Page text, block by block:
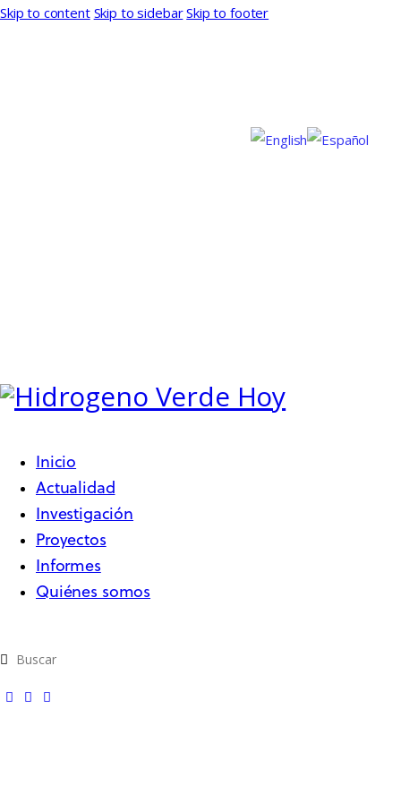
Skip to content Skip to sidebarSkip to footer
Inicio
Actualidad
Investigación
Proyectos
Informes
Quiénes somos